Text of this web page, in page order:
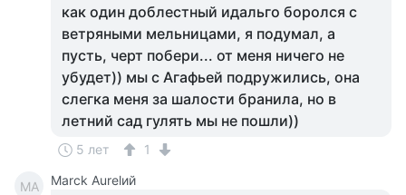
как один доблестный идальго боролся с
ветряными мельницами, я подумал, а
пусть, черт побери... от меня ничего не
убудет)) мы с Агафьей подружились, она
слегка меня за шалости бранила, но в
летний сад гулять мы не пошли))
5 лет 1
MA Marck Aurelий